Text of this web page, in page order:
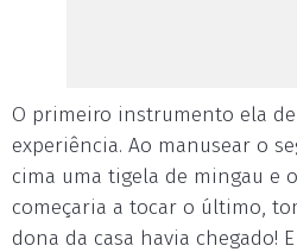
O primeiro instrumento ela
experiência. Ao manusear o
cima uma tigela de mingau e
começaria a tocar o último,
dona da casa havia chegado!